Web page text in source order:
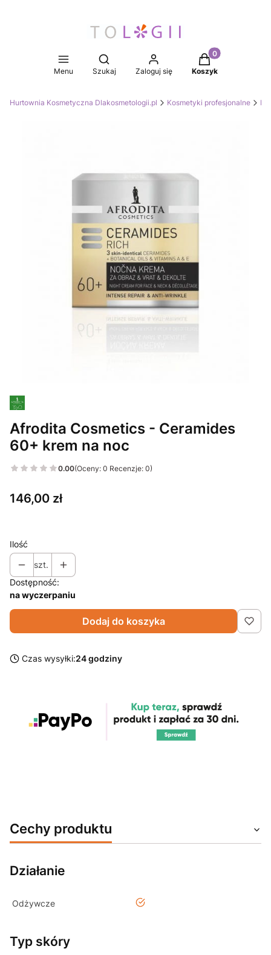
Menu
Otwórz wyszukiwarkę
Szukaj Zaloguj się
Produkty w
Koszyk
Hurtownia Kosmetyczna Dlakosmetologii.pl Kosmetyki profesjonalne
Afrodita Cosmetics - Ceramides
60+ krem na noc
0.00(Oceny: 0 Recenzje: 0)
Cena
146,00 zł
Ilość
szt.
Dostępność:
na wyczerpaniu
Dodaj do koszyka
Czas wysyłki:24 godziny
Cechy produktu
Działanie
Odżywcze tak
Typ skóry